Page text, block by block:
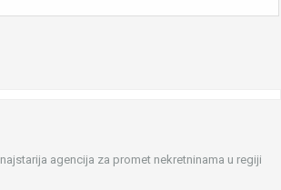
agencija za promet nekretninama u regiji